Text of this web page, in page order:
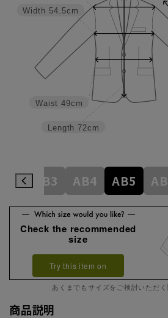
Length 72cm
Waist 49cm
Width 54.5cm
A8 AB3 AB4 AB5
Check the recommended
size
Try this item on
あくまでもサイズをご検討いただく
商品説明